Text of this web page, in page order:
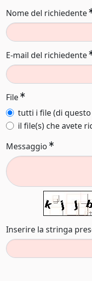
Nome del richiedente
E-mail del richiedente
File
tutti i file (di
il file(s) che avete
Messaggio
Inserire la stringa